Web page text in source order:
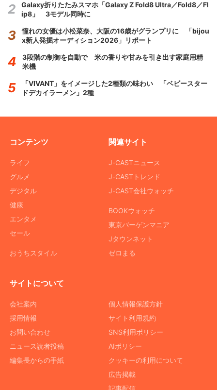
Galaxy折りたたみスマホ「Galaxy Z Fold8 Ultra／Fold8／Fl
ip8」 3モデル同時に
憧れの女優は小松菜奈、大阪の16歳がグランプリに 「bijou
x新人発掘オーディション2026」リポート
3段階の制御を自動で 米の香りや甘みを引き出す家庭用精
米機
「VIVANT」をイメージした2種類の味わい 「ベビースター
ドデカイラーメン」2種
コンテンツ
ライフ
グルメ
デジタル
健康
エンタメ
セール
おうちスタイル
関連サイト
J-CASTニュース
J-CASTトレンド
J-CAST会社ウォッチ
BOOKウォッチ
東京バーゲンマニア
Jタウンネット
ゼロまる
サイトについて
会社案内
採用情報
お問い合わせ
ニュース読者投稿
編集長からの手紙
個人情報保護方針
サイト利用規約
SNS利用ポリシー
AIポリシー
クッキーの利用について
広告掲載
記事配信